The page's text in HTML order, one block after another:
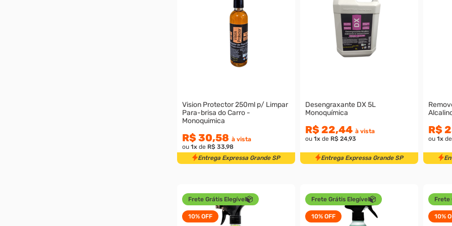
Vision Protector 250ml p/ Limpar
Para-brisa do Carro -
Monoquimica
R$ 30,58 à vista
ou 1x de R$ 33,98
Entrega Expressa Grande SP
Desengraxante DX 5L
Monoquímica
R$ 22,44 à vista
ou 1x de R$ 24,93
Entrega Expressa Grande SP
R$
ou 1x
Frete Grátis Elegível
10% OFF
Frete Grátis Elegível
10% OFF
Frete
10%